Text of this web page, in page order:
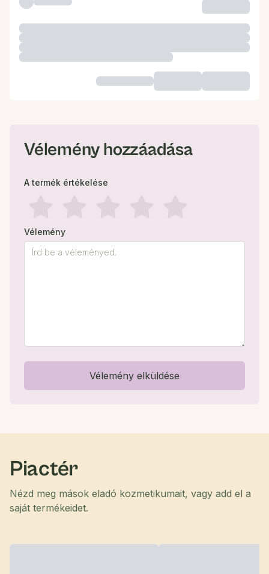
Vélemény hozzáadása
A termék értékelése
Vélemény
Vélemény elküldése
Piactér
Nézd meg mások eladó kozmetikumait, vagy add el a
saját termékeidet.